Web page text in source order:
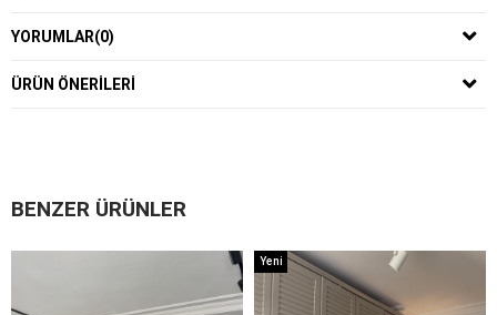
YORUMLAR(0)
ÜRÜN ÖNERILERI
BENZER ÜRÜNLER
Yeni
Ürün